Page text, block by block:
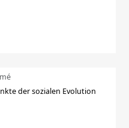
der sozialen Evolution